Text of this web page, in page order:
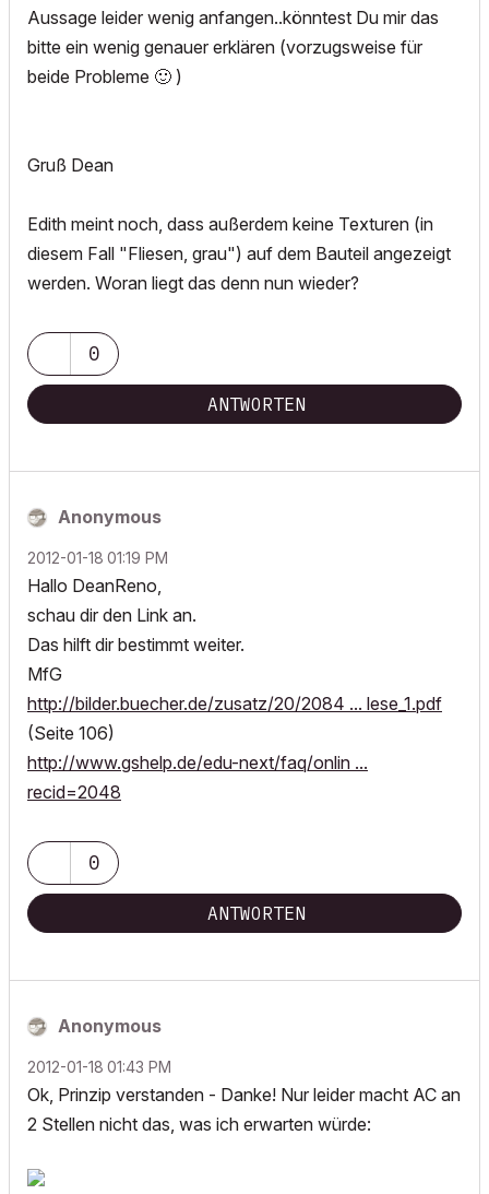
Aussage leider wenig anfangen..könntest Du mir das
bitte ein wenig genauer erklären (vorzugsweise für
beide Probleme 🙂 )
Gruß Dean
Edith meint noch, dass außerdem keine Texturen (in
diesem Fall "Fliesen, grau") auf dem Bauteil angezeigt
werden. Woran liegt das denn nun wieder?
0
ANTWORTEN
Anonymous
‎2012-01-18 01:19 PM
Hallo DeanReno,
schau dir den Link an.
Das hilft dir bestimmt weiter.
MfG
http://bilder.buecher.de/zusatz/20/2084 ... lese_1.pdf
(Seite 106)
http://www.gshelp.de/edu-next/faq/onlin ...
recid=2048
0
ANTWORTEN
Anonymous
‎2012-01-18 01:43 PM
Ok, Prinzip verstanden - Danke! Nur leider macht AC an
2 Stellen nicht das, was ich erwarten würde: